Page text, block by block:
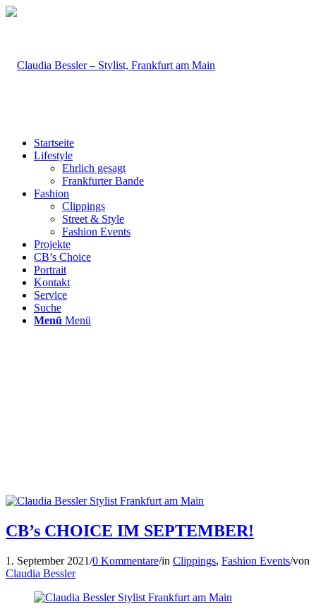
Startseite
Lifestyle
Ehrlich gesagt
Frankfurter Bande
Fashion
Clippings
Street & Style
Fashion Events
Projekte
CB’s Choice
Portrait
Kontakt
Service
Suche
Menü Menü
CB’s CHOICE IM SEPTEMBER!
1. September 2021/0 Kommentare/in Clippings, Fashion Events/von
Claudia Bessler